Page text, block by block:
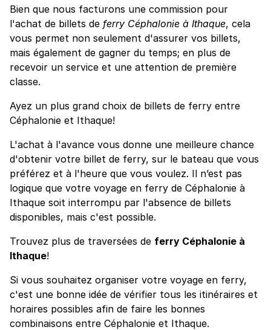
Bien que nous facturons une commission pour
l'achat de billets de ferry Céphalonie à Ithaque, cela
vous permet non seulement d'assurer vos billets,
mais également de gagner du temps; en plus de
recevoir un service et une attention de première
classe.
Ayez un plus grand choix de billets de ferry entre
Céphalonie et Ithaque!
L'achat à l'avance vous donne une meilleure chance
d'obtenir votre billet de ferry, sur le bateau que vous
préférez et à l'heure que vous voulez. Il n’est pas
logique que votre voyage en ferry de Céphalonie à
Ithaque soit interrompu par l'absence de billets
disponibles, mais c'est possible.
Trouvez plus de traversées de ferry Céphalonie à
Ithaque!
Si vous souhaitez organiser votre voyage en ferry,
c'est une bonne idée de vérifier tous les itinéraires et
horaires possibles afin de faire les bonnes
combinaisons entre Céphalonie et Ithaque.